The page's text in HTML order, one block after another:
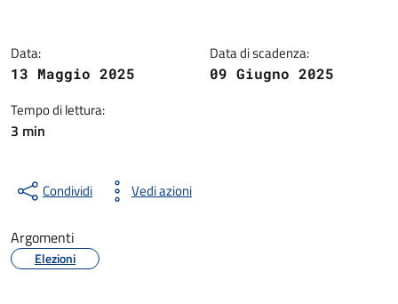
Data:
13 Maggio 2025
Data di scadenza:
09 Giugno 2025
Tempo di lettura:
3 min
Condividi Vedi azioni
Argomenti
Elezioni